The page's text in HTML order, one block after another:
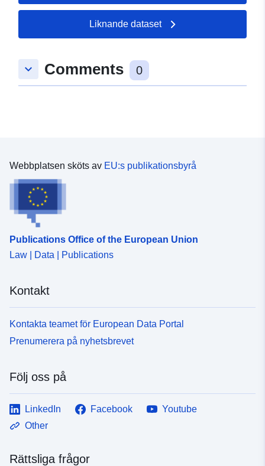
Liknande dataset
keyboard_arrow_down Comments 0
Webbplatsen sköts av EU:s publikationsbyrå
Publications Office of the European Union
Law | Data | Publications
Kontakt
Kontakta teamet för European Data Portal
Prenumerera på nyhetsbrevet
Följ oss på
LinkedIn Facebook
Youtube
Other
Rättsliga frågor